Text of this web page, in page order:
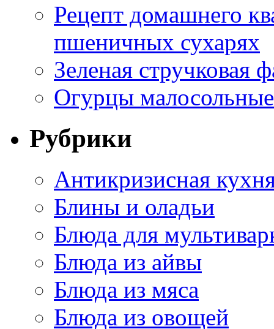
Рецепт домашнего
пшеничных сухарях
Зеленая стручковая
Огурцы
Рубрики
Антикризисная
Блины и оладьи
Блюда для
Блюда из айвы
Блюда из мяса
Блюда из овощей